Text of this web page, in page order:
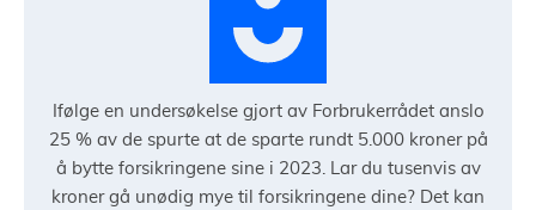
Ifølge en undersøkelse gjort av Forbrukerrådet anslo
25 % av de spurte at de sparte rundt 5.000 kroner på
å bytte forsikringene sine i 2023. Lar du tusenvis av
kroner gå unødig mye til forsikringene dine? Det kan